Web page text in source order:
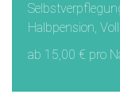
Halbpension,
ab 15,00 € pro